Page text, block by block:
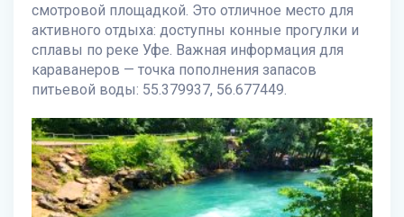
смотровой площадкой. Это отличное место для
активного отдыха: доступны конные прогулки и
сплавы по реке Уфе. Важная информация для
караванеров — точка пополнения запасов
питьевой воды: 55.379937, 56.677449.